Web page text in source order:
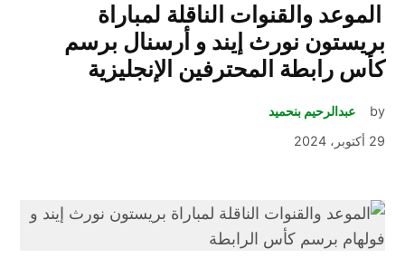
الموعد والقنوات الناقلة لمباراة
بريستون نورث إيند و أرسنال برسم
كأس رابطة المحترفين الإنجليزية
by
عبدالرحيم بنحميد
29 أكتوبر، 2024